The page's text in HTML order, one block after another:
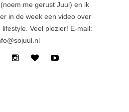
me gerust Juul) en ik
in de week een video over
Veel plezier! E-mail: